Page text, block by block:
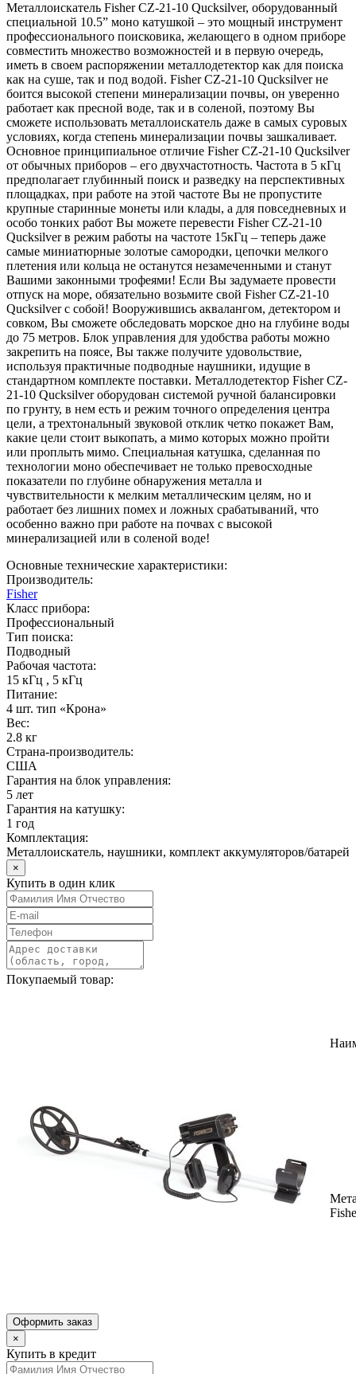
Металлоискатель Fisher CZ-21-10 Qucksilver, оборудованный
специальной 10.5” моно катушкой – это мощный инструмент
профессионального поисковика, желающего в одном приборе
совместить множество возможностей и в первую очередь,
иметь в своем распоряжении металлодетектор как для поиска
как на суше, так и под водой. Fisher CZ-21-10 Qucksilver не
боится высокой степени минерализации почвы, он уверенно
работает как пресной воде, так и в соленой, поэтому Вы
сможете использовать металлоискатель даже в самых суровых
условиях, когда степень минерализации почвы зашкаливает.
Основное принципиальное отличие Fisher CZ-21-10 Qucksilver
от обычных приборов – его двухчастотность. Частота в 5 кГц
предполагает глубинный поиск и разведку на перспективных
площадках, при работе на этой частоте Вы не пропустите
крупные старинные монеты или клады, а для повседневных и
особо тонких работ Вы можете перевести Fisher CZ-21-10
Qucksilver в режим работы на частоте 15кГц – теперь даже
самые миниатюрные золотые самородки, цепочки мелкого
плетения или кольца не останутся незамеченными и станут
Вашими законными трофеями! Если Вы задумаете провести
отпуск на море, обязательно возьмите свой Fisher CZ-21-10
Qucksilver с собой! Вооружившись аквалангом, детектором и
совком, Вы сможете обследовать морское дно на глубине воды
до 75 метров. Блок управления для удобства работы можно
закрепить на поясе, Вы также получите удовольствие,
используя практичные подводные наушники, идущие в
стандартном комплекте поставки. Металлодетектор Fisher CZ-
21-10 Qucksilver оборудован системой ручной балансировки
по грунту, в нем есть и режим точного определения центра
цели, а трехтональный звуковой отклик четко покажет Вам,
какие цели стоит выкопать, а мимо которых можно пройти
или проплыть мимо. Специальная катушка, сделанная по
технологии моно обеспечивает не только превосходные
показатели по глубине обнаружения металла и
чувствительности к мелким металлическим целям, но и
работает без лишних помех и ложных срабатываний, что
особенно важно при работе на почвах с высокой
минерализацией или в соленой воде!
Основные технические характеристики:
Производитель:
Fisher
Класс прибора:
Профессиональный
Тип поиска:
Подводный
Рабочая частота:
15 кГц , 5 кГц
Питание:
4 шт. тип «Крона»
Вес:
2.8 кг
Страна-производитель:
США
Гарантия на блок управления:
5 лет
Гарантия на катушку:
1 год
Комплектация:
Металлоискатель, наушники, комплект аккумуляторов/батарей
×
Купить в один клик
Покупаемый товар:
Оформить заказ
×
Купить в кредит